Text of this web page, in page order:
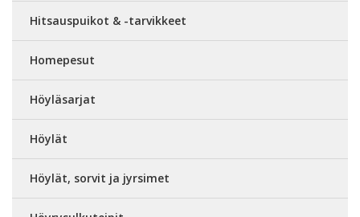
Hitsauspuikot & -tarvikkeet
Homepesut
Höyläsarjat
Höylät
Höylät, sorvit ja jyrsimet